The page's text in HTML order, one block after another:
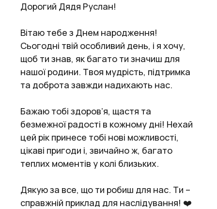
Дорогий Дядя Руслан!
Вітаю тебе з Днем народження!
Сьогодні твій особливий день, і я хочу,
щоб ти знав, як багато ти значиш для
нашої родини. Твоя мудрість, підтримка
та доброта завжди надихають нас.
Бажаю тобі здоров’я, щастя та
безмежної радості в кожному дні! Нехай
цей рік принесе тобі нові можливості,
цікаві пригоди і, звичайно ж, багато
теплих моментів у колі близьких.
Дякую за все, що ти робиш для нас. Ти –
справжній приклад для наслідування! ❤️